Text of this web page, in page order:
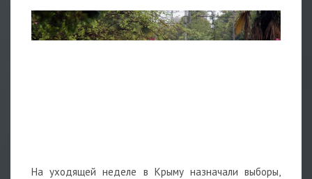
На уходящей неделе в Крыму назначали выборы,